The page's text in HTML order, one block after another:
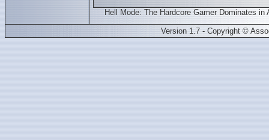
Hell Mode: The Hardcore Gamer Dominates
Version 1.7 - Copyright ©